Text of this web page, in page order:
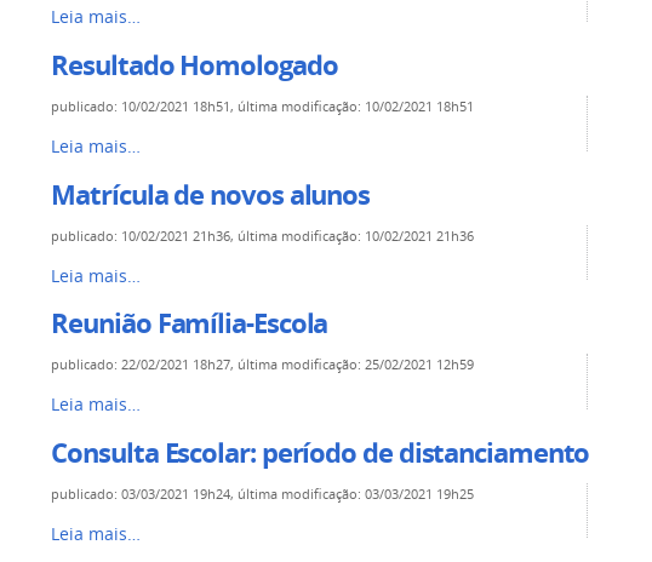
Leia mais…
Resultado Homologado
publicado: 10/02/2021 18h51, última modificação: 10/02/2021 18h51
Leia mais…
Matrícula de novos alunos
publicado: 10/02/2021 21h36, última modificação: 10/02/2021 21h36
Leia mais…
Reunião Família-Escola
publicado:22/02/2021 18h27, última modificação:25/02/2021 12h59
Leia mais…
Consulta Escolar: período de distanciamento
publicado:03/03/2021 19h24, última modificação:03/03/2021 19h25
Leia mais…